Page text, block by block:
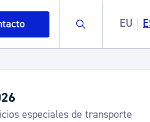
Buscar EU
especiales de transporte